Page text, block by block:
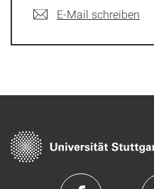
E-Mail schreiben